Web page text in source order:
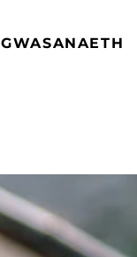
GWASANAETH